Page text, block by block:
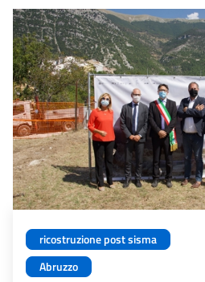
ricostruzione post sisma
Abruzzo